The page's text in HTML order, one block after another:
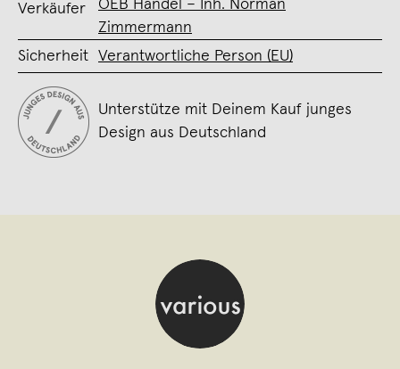
Verkäufer
OEB Handel – Inh. Norman
Zimmermann
Sicherheit
Verantwortliche Person (EU)
Unterstütze mit Deinem Kauf junges
Design aus Deutschland